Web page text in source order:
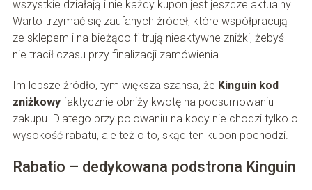
wszystkie działają i nie każdy kupon jest jeszcze aktualny.
Warto trzymać się zaufanych źródeł, które współpracują
ze sklepem i na bieżąco filtrują nieaktywne zniżki, żebyś
nie tracił czasu przy finalizacji zamówienia.
Im lepsze źródło, tym większa szansa, że Kinguin kod
zniżkowyfaktycznie obniży kwotę na podsumowaniu
zakupu. Dlatego przy polowaniu na kody nie chodzi tylko o
wysokość rabatu, ale też o to, skąd ten kupon pochodzi.
Rabatio – dedykowana podstrona Kinguin